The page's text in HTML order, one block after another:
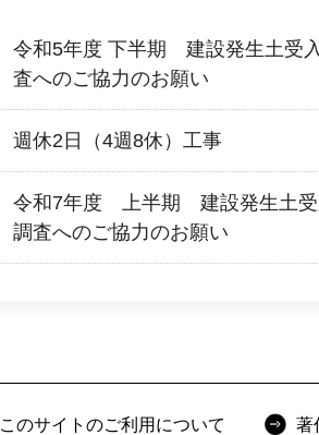
令和5年度 下半期 建設発生土受
査へのご協力のお願い
週休2日（4週8休）工事
令和7年度 上半期 建設発生土受
調査へのご協力のお願い
このサイトのご利用について 著